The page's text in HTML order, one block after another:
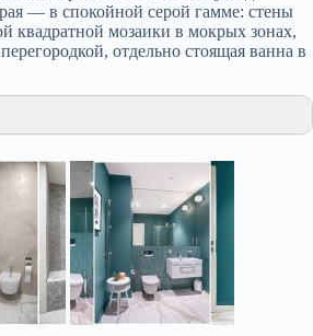
— в спокойной серой гамме: стены
квадратной мозаики в мокрых зонах,
отдельно стоящая ванна в